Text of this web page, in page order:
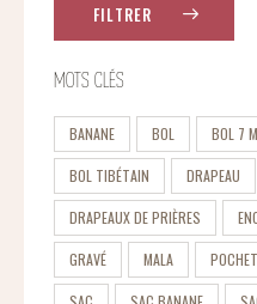
FILTRER
MOTS CLÉS
BANANE BOL BOL 7
BOL TIBÉTAIN DRAPEAU
DRAPEAUX DE PRIÈRES
GRAVÉ MALA